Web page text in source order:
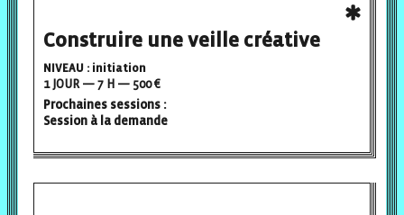
Construire une veille créative
NIVEAU : initiation
1 JOUR — 7 H — 500 €
Prochaines sessions :
Session à la demande